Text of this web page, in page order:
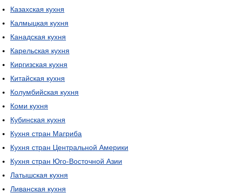
Казахская кухня
Калмыцкая кухня
Канадская кухня
Карельская кухня
Киргизская кухня
Китайская кухня
Колумбийская кухня
Коми кухня
Кубинская кухня
Кухня стран Магриба
Кухня стран Центральной Америки
Кухня стран Юго-Восточной Азии
Латышская кухня
Ливанская кухня